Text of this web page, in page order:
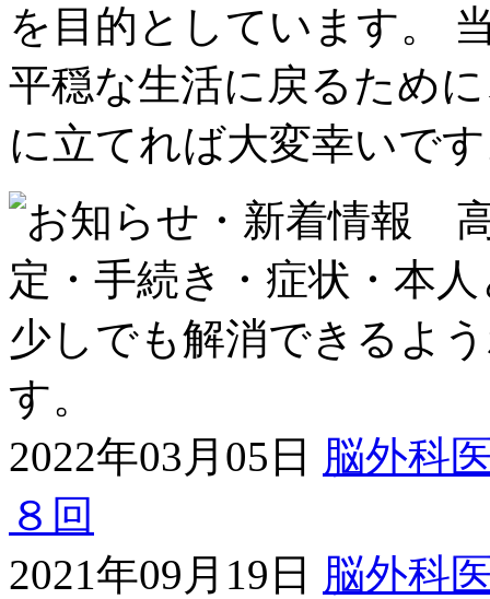
を目的としています。
平穏な生活に戻るため
に立てれば大変幸いで
2022年03月05日 脳外科
８回
2021年09月19日 脳外科